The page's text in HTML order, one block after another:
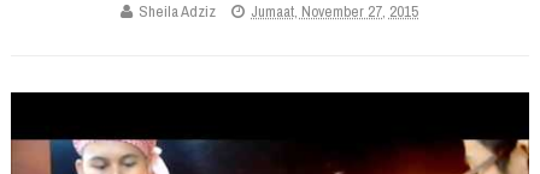
Sheila Adziz Jumaat, November 27, 2015